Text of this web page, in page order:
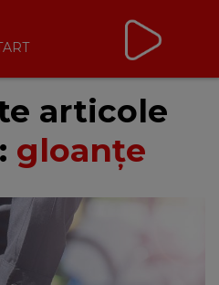
articole
gloanțe